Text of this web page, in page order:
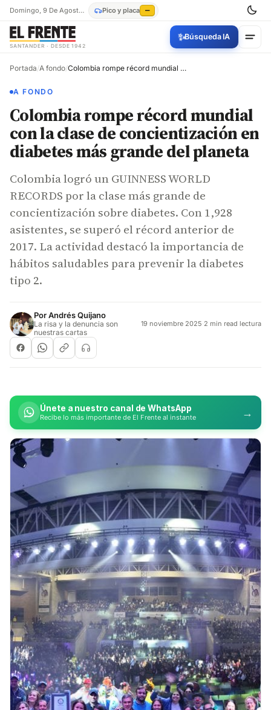
Domingo, 9 De Agosto De 2026 Pico y placa —
SANTANDER · DESDE 1942
✨Búsqueda IA
Portada/A fondo/ Colombia rompe récord mundial con la clase de concientización en diabetes más grande del planeta
A FONDO
Colombia rompe récord mundial
con la clase de concientización en
diabetes más grande del planeta
Colombia logró un GUINNESS WORLD
RECORDS por la clase más grande de
concientización sobre diabetes. Con 1,928
asistentes, se superó el récord anterior de
2017. La actividad destacó la importancia de
hábitos saludables para prevenir la diabetes
tipo 2.
PorAndrés Quijano
La risa y la denuncia son
nuestras cartas
19 noviembre 2025·2 min read lectura
Únete a nuestro canal de WhatsApp
Recibe lo más importante de El Frente al instante →